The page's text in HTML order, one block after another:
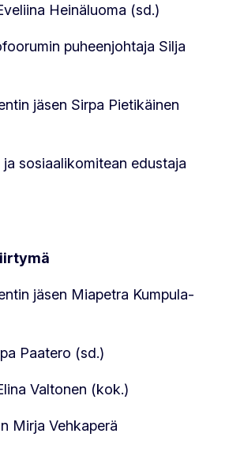
Heinäluoma (sd.)
puheenjohtaja Silja
jäsen Sirpa Pietikäinen
sosiaalikomitean edustaja
jäsen Miapetra Kumpula-
Paatero (sd.)
Valtonen (kok.)
Mirja Vehkaperä